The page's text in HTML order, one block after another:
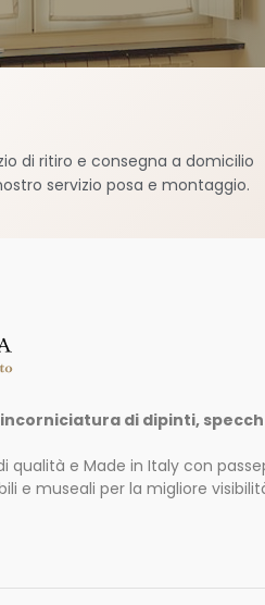
di ritiro e consegna a domicilio
servizio posa e montaggio.
di dipinti,
qualità e Made in Italy con
e museali per la migliore